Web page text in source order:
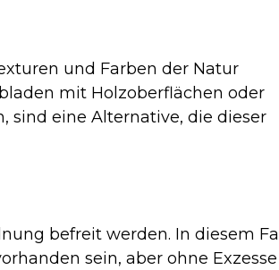
und Farben der Natur
mit Holzoberflächen oder
sind eine Alternative, die dieser
befreit werden. In diesem Fall
sein, aber ohne Exzesse